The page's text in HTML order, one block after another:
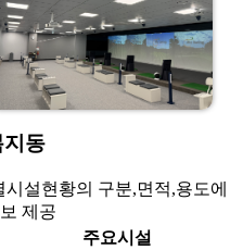
지동
설현황의 구분,면적,용도에
제공
주요시설